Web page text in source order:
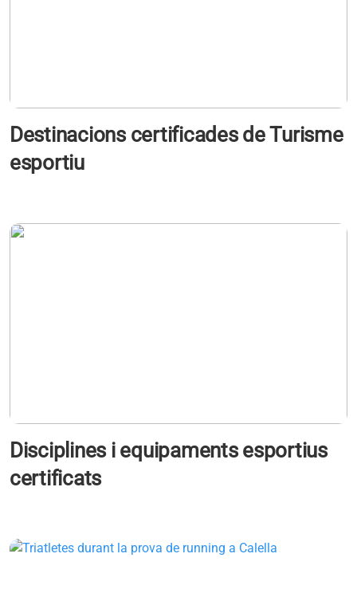
Destinacions certificades de Turisme
esportiu
Disciplines i equipaments esportius
certificats